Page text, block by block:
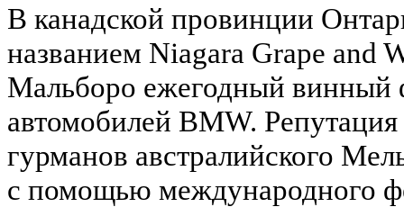
В канадской провинции
названием Niagara Grape and
Мальборо ежегодный винный
автомобилей BMW.
гурманов австралийского
с помощью международного